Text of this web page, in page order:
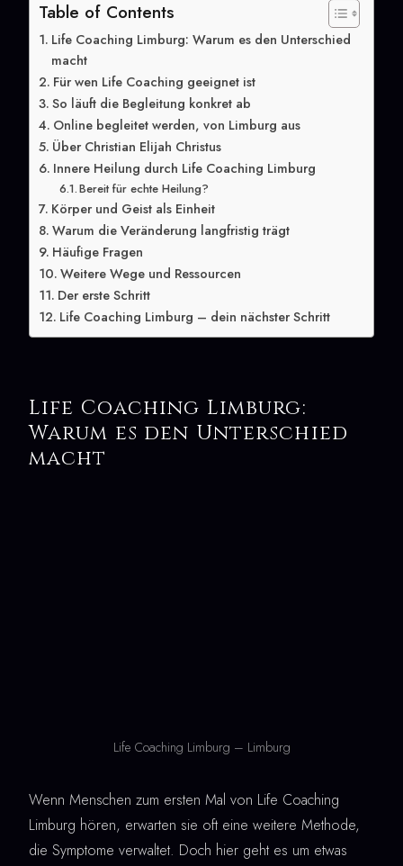
Table of Contents
Life Coaching Limburg: Warum es den Unterschied
macht
Für wen Life Coaching geeignet ist
So läuft die Begleitung konkret ab
Online begleitet werden, von Limburg aus
Über Christian Elijah Christus
Innere Heilung durch Life Coaching Limburg
Bereit für echte Heilung?
Körper und Geist als Einheit
Warum die Veränderung langfristig trägt
Häufige Fragen
Weitere Wege und Ressourcen
Der erste Schritt
Life Coaching Limburg – dein nächster Schritt
Life Coaching Limburg:
Warum es den Unterschied
macht
Life Coaching Limburg – Limburg
Wenn Menschen zum ersten Mal von Life Coaching
Limburg hören, erwarten sie oft eine weitere Methode,
die Symptome verwaltet. Doch hier geht es um etwas